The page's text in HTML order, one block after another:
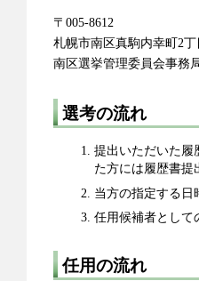
〒005-8612
札幌市南区真駒内幸町2丁
南区選挙管理委員会事務
選考の流れ
提出いただいた履
た方には履歴書提
当方の指定する日
任用候補者として
任用の流れ